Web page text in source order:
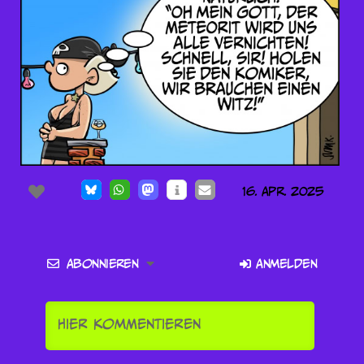
16. Apr. 2025
Abonnieren Anmelden